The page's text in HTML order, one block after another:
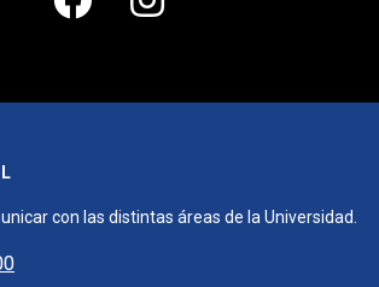
con las distintas áreas de la Universidad.